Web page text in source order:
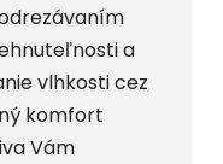
a
vlhkosti cez
komfort
Vám